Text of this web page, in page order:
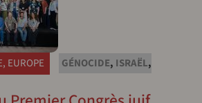
, EUROPE GÉNOCIDE, ISRAËL,